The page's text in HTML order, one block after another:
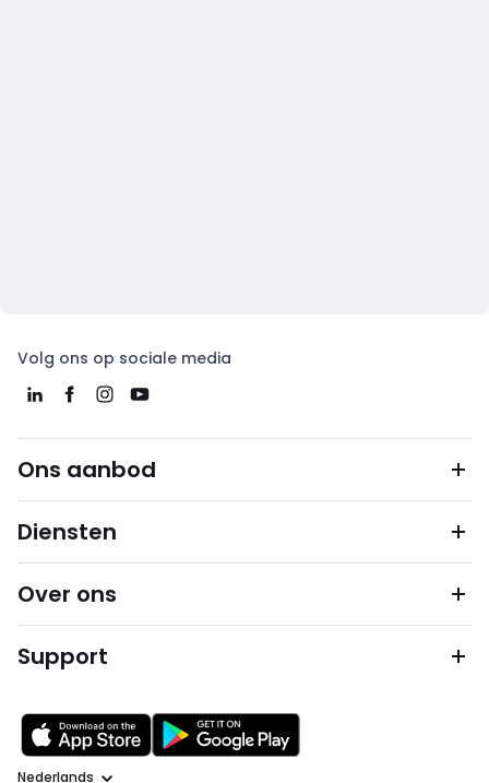
Volg ons op sociale media
Ons aanbod
Diensten
Over ons
Support